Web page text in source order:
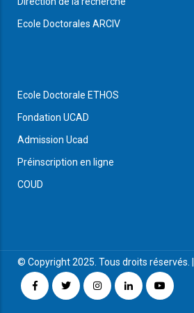
Ecole Doctorales ARCIV
Ecole Doctorale ETHOS
Fondation UCAD
Admission Ucad
Préinscription en ligne
COUD
© Copyright 2025. Tous droits réservés. |